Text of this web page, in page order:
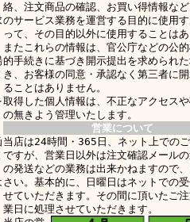
絡、注文商品の確認、お買い得情報な
のサービス業務を運営する目的に使用
って、その目的以外に使用することはあ
またこれらの情報は、官公庁などの公
的手続きに基づき開示提出を求められ
き、お客様の同意・承認なく第三者に
ることはありません。
取得した個人情報は、不正なアクセス
の無きよう管理いたします。
営業について
当店は24時間・365日、ネット上での
ですが、営業日以外は注文確認メール
の発送などの業務は出来かねますので
さい。基本的に、日曜日はネットでの
せていただきます。その間に頂いたご
業日に処理させていただきます。